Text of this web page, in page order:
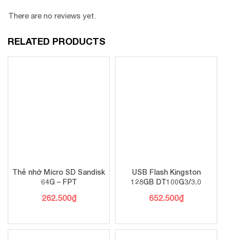
There are no reviews yet.
RELATED PRODUCTS
Thẻ nhớ Micro SD Sandisk
64G – FPT
262.500₫
USB Flash Kingston
128GB DT100G3/3.0
652.500₫